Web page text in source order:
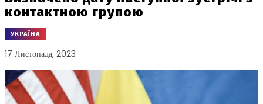
контактною групою
УКРАЇНА
17 Листопада, 2023